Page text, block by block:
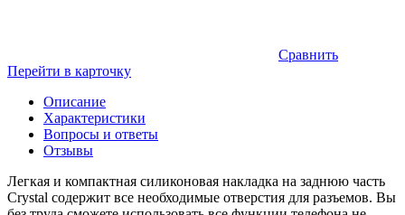
Сравнить
Перейти в карточку
Описание
Характеристики
Вопросы и ответы
Отзывы
Легкая и компактная силиконовая накладка на заднюю часть
Crystal содержит все необходимые отверстия для разъемов. Вы